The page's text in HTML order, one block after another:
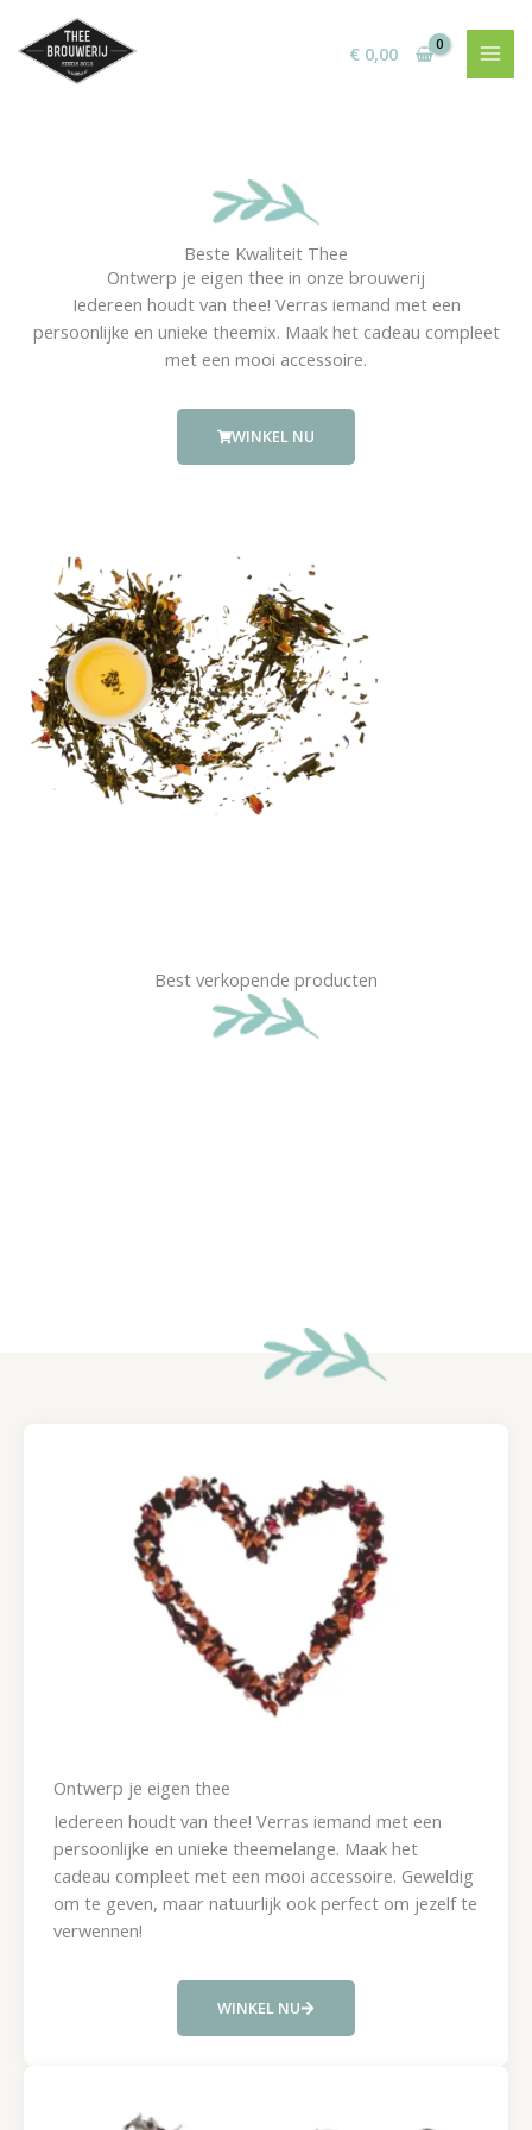
naar
€0,00
Beste Kwaliteit Thee
Ontwerp je eigen thee in onze brouwerij
Iedereen houdt van thee! Verras iemand met een
persoonlijke en unieke theemix. Maak het cadeau compleet
met een mooi accessoire.
WINKEL NU
Best verkopende producten
Ontwerp je eigen thee
Iedereen houdt van thee! Verras iemand met een
persoonlijke en unieke theemelange. Maak het
cadeau compleet met een mooi accessoire. Geweldig
om te geven, maar natuurlijk ook perfect om jezelf te
verwennen!
WINKEL NU